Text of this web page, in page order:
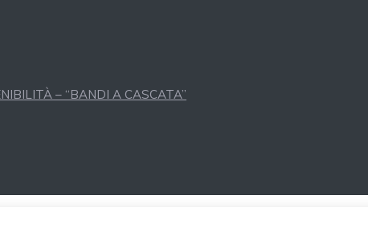
– “BANDI A CASCATA”